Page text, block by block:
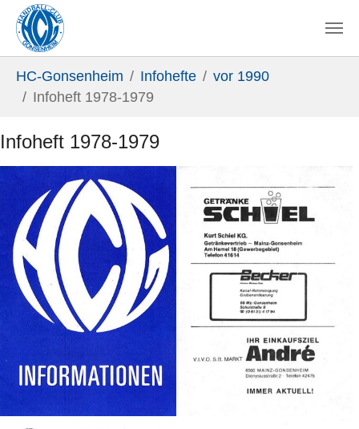
HC-Gonsenheim Infohefte
vor 1990
Infoheft 1978-1979
Infoheft 1978-1979